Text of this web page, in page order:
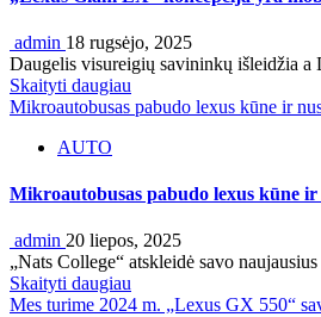
admin 18 rugsėjo, 2025
Daugelis visureigių savininkų išleidžia
Skaityti daugiau
Mikroautobusas pabudo lexus kūne ir
AUTO
Mikroautobusas pabudo lexus kūne
admin 20 liepos, 2025
„Nats College“ atskleidė savo
Skaityti daugiau
Mes turime 2024 m. „Lexus GX 550“